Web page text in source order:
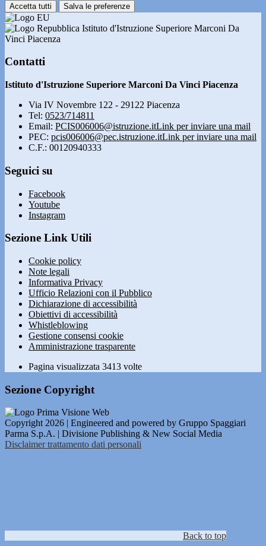
Accetta tutti Salva le preferenze
Istituto d'Istruzione Superiore Marconi Da
Vinci Piacenza
Contatti
Istituto d'Istruzione Superiore Marconi Da Vinci Piacenza
Via IV Novembre 122 - 29122 Piacenza
Tel: 0523/714811
Email: PCIS006006@istruzione.itLink per inviare una mail
PEC: pcis006006@pec.istruzione.itLink per inviare una mail
C.F.: 00120940333
Seguici su
Facebook
Youtube
Instagram
Sezione Link Utili
Cookie policy
Note legali
Informativa Privacy
Ufficio Relazioni con il Pubblico
Dichiarazione di accessibilità
Obiettivi di accessibilità
Whistleblowing
Gestione consensi cookie
Amministrazione trasparente
Pagina visualizzata 3413 volte
Sezione Copyright
Copyright 2026 | Engineered and powered by Gruppo Spaggiari
Parma S.p.A. | Divisione Publishing & New Social Media
Disclaimer trattamento dati personali
Back to top